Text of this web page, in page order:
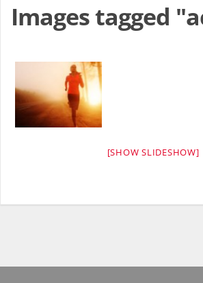
Images tagged
[SHOW SLIDESHOW]